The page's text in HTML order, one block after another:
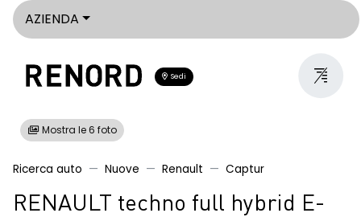
AZIENDA
Sedi
Mostra le 6 foto
Ricerca auto Nuove Renault Captur
RENAULT techno full hybrid E-